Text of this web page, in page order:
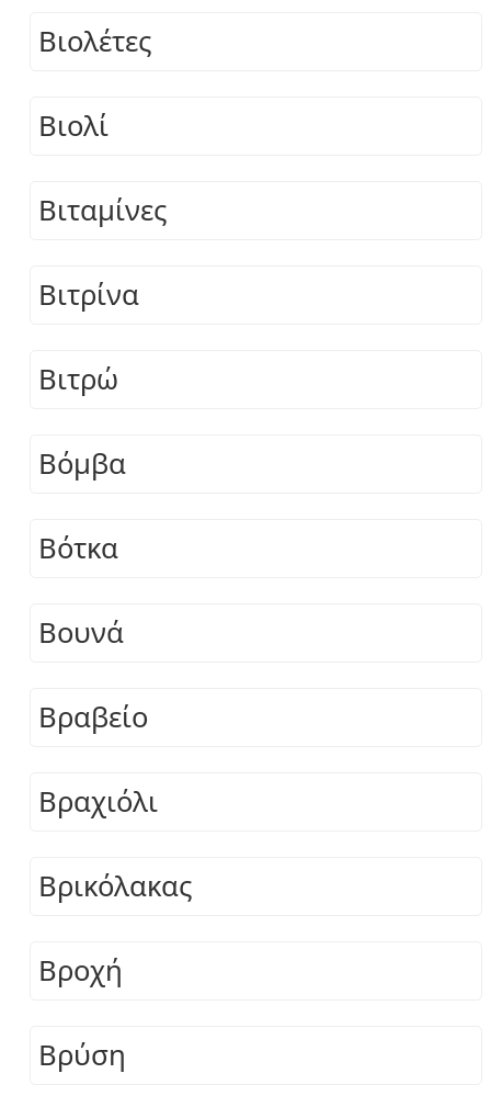
Βιολέτες
Βιολί
Βιταμίνες
Βιτρίνα
Βιτρώ
Βόμβα
Βότκα
Βουνά
Βραβείο
Βραχιόλι
Βρικόλακας
Βροχή
Βρύση